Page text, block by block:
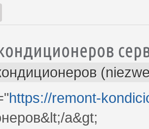
https://remont-
a&gt;